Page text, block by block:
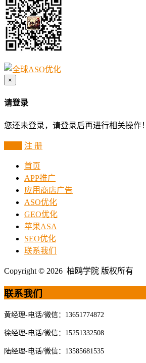
×
请登录
您还未登录，请登录后再进行相关操作！
注 册
首页
APP推广
应用商店广告
ASO优化
GEO优化
苹果ASA
SEO优化
联系我们
Copyright © 2026 柚鸥学院 版权所有
联系我们
黄经理-电话/微信：13651774872
徐经理-电话/微信：15251332508
陆经理-电话/微信：13585681535